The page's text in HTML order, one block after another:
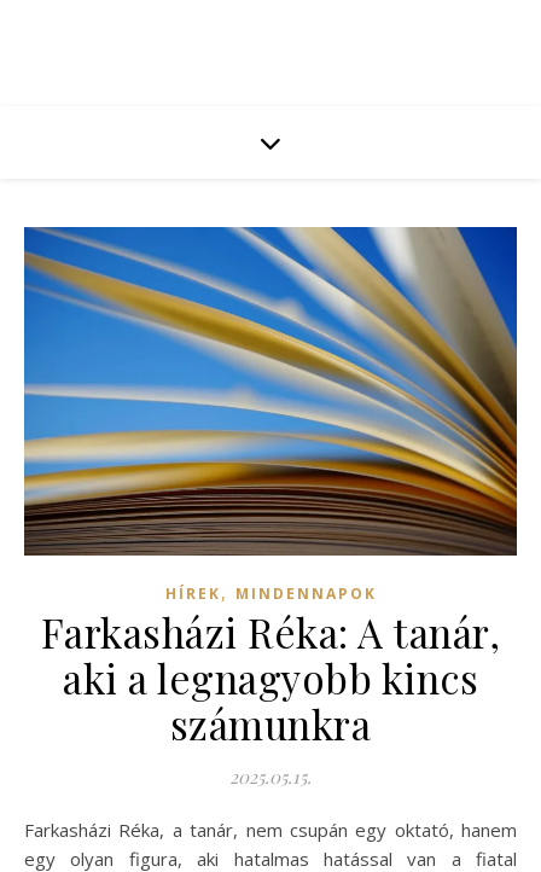
HÍREK, MINDENNAPOK
Farkasházi Réka: A tanár,
aki a legnagyobb kincs
számunkra
2025.05.15.
Farkasházi Réka, a tanár, nem csupán egy oktató, hanem
egy olyan figura, aki hatalmas hatással van a fiatal